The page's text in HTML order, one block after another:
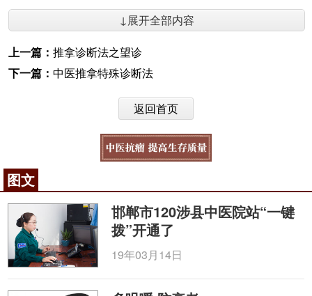
↓展开全部内容
上一篇： 推拿诊断法之望诊
下一篇： 中医推拿特殊诊断法
返回首页
图文
邯郸市120涉县中医院站“一键
拨”开通了
19年03月14日